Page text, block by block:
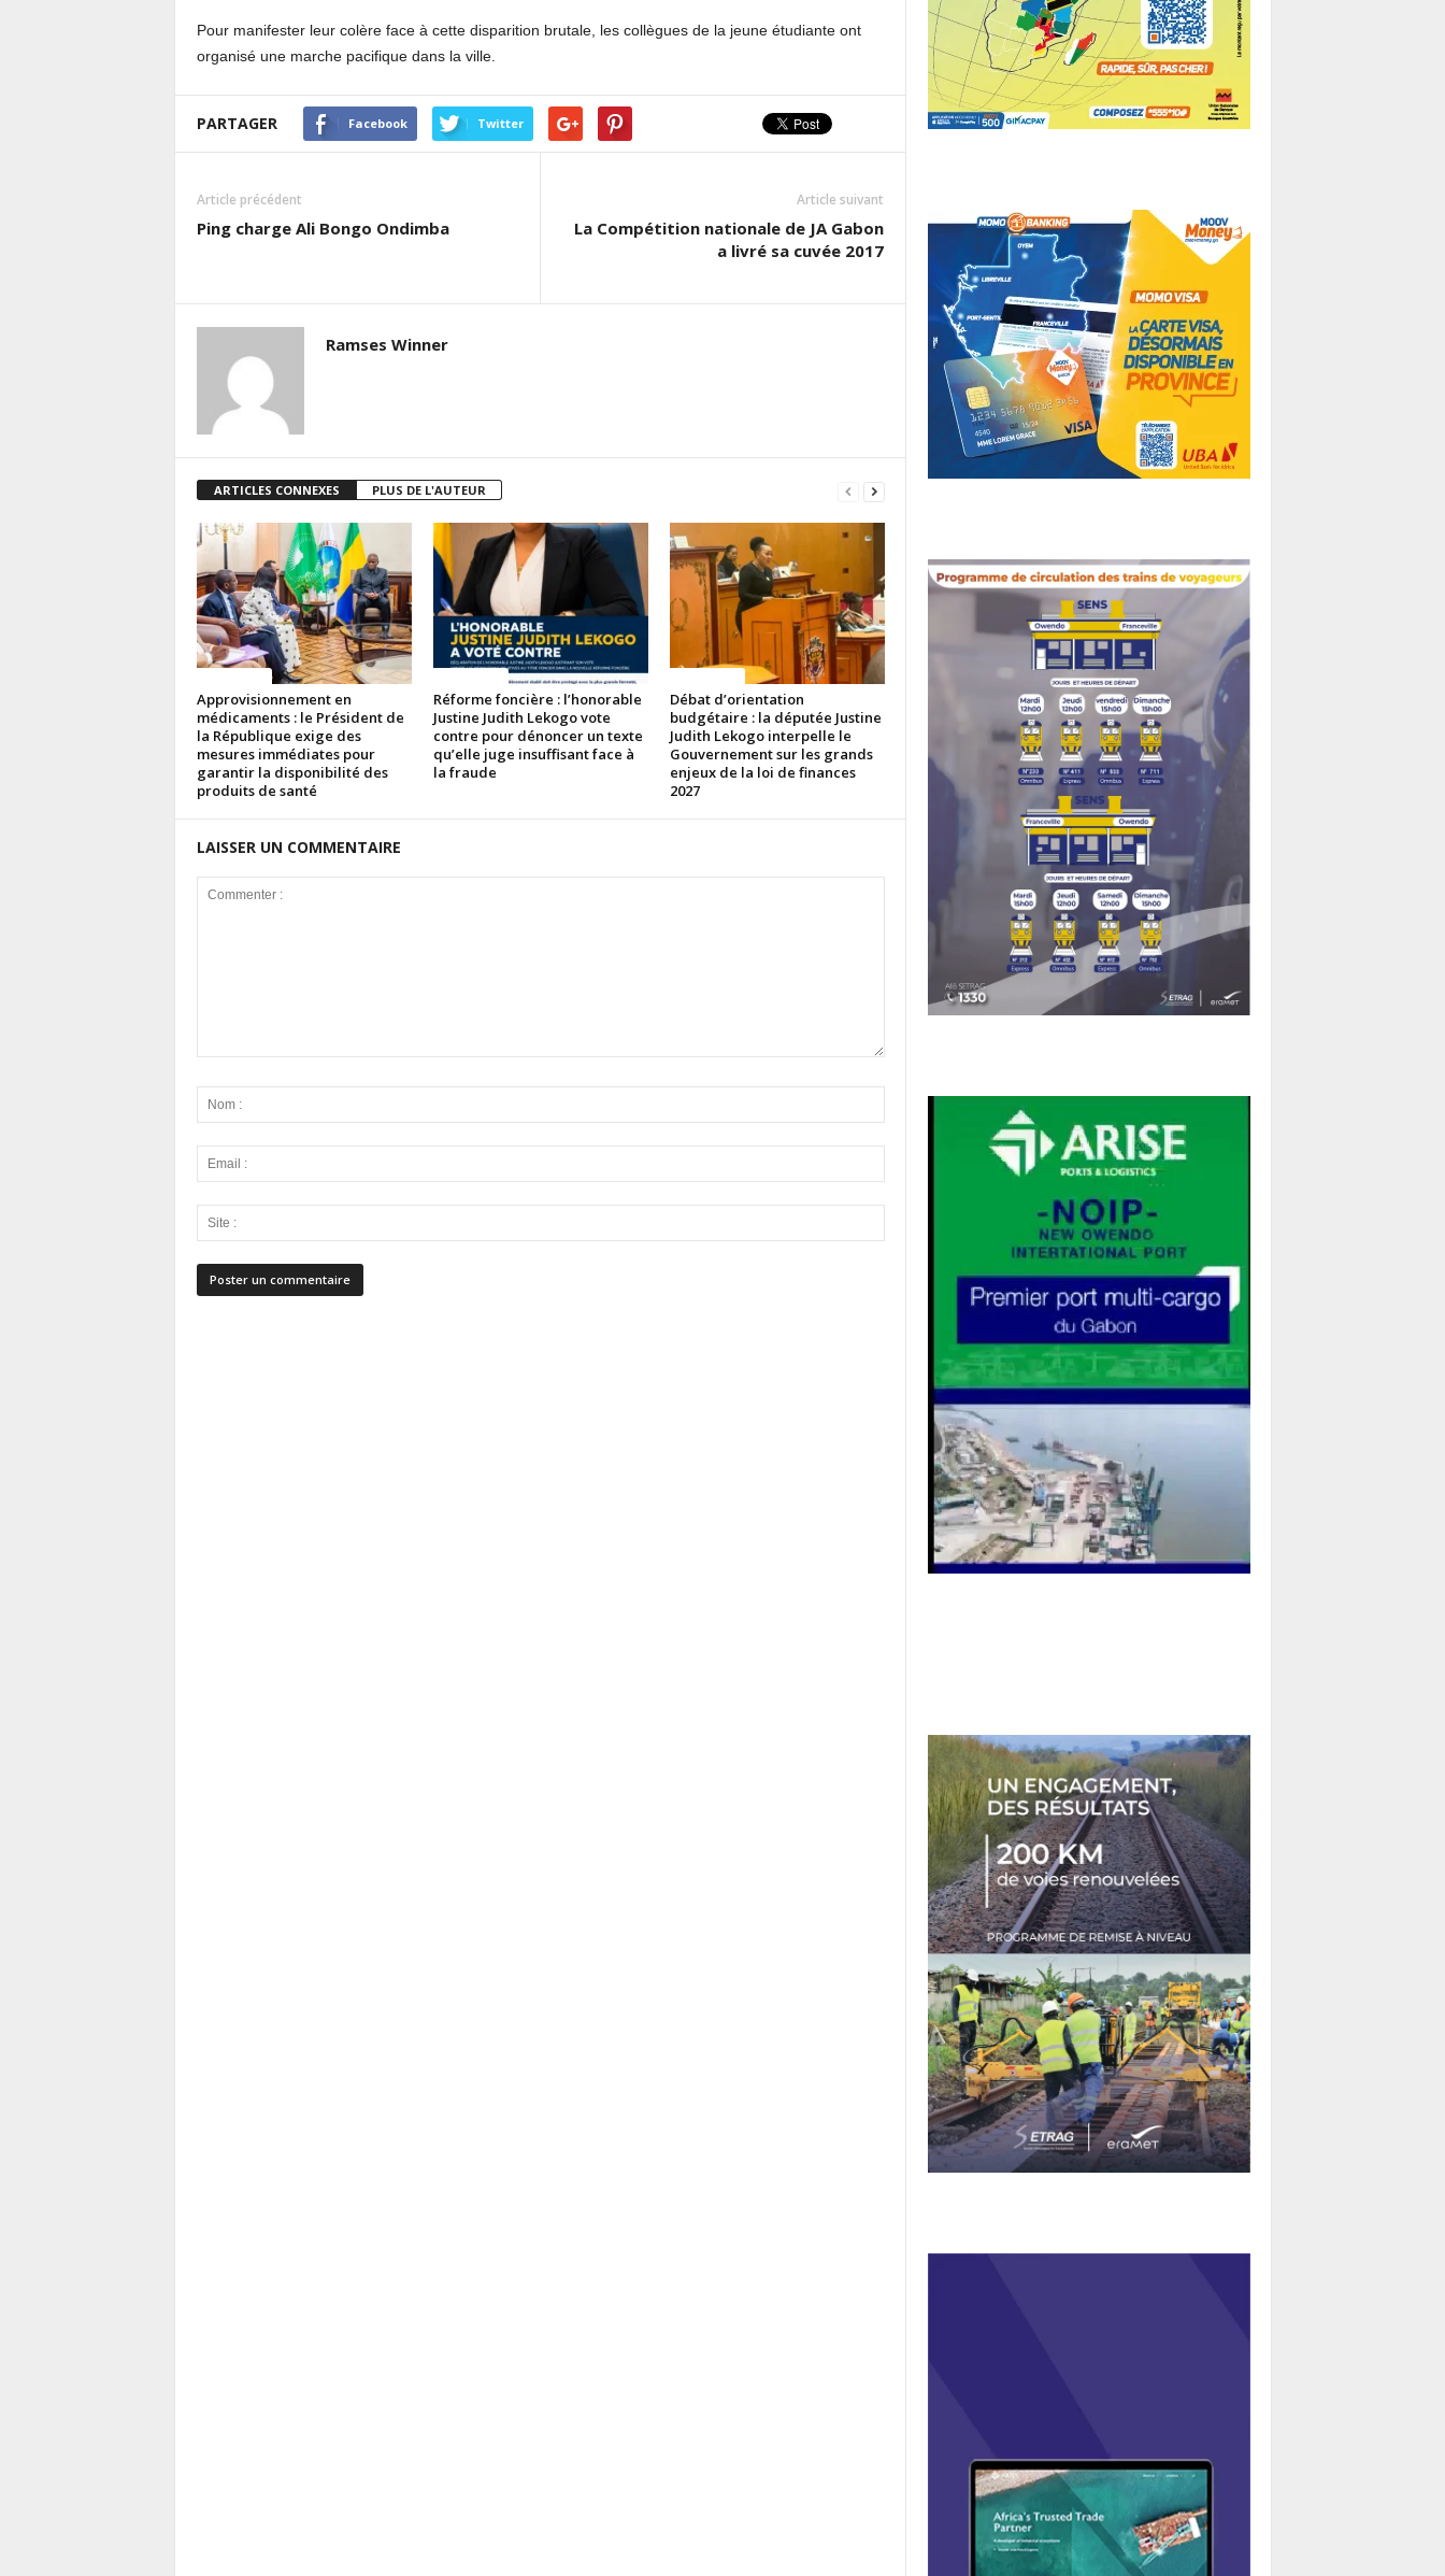
Pour manifester leur colère face à cette disparition brutale, les collègues de la jeune étudiante ont
organisé une marche pacifique dans la ville.
PARTAGER Facebook Twitter
Article précédent
Ping charge Ali Bongo Ondimba
Article suivant
La Compétition nationale de JA Gabon
a livré sa cuvée 2017
Ramses Winner
ARTICLES CONNEXES PLUS DE L'AUTEUR
Approvisionnement en
médicaments : le Président de
la République exige des
mesures immédiates pour
garantir la disponibilité des
produits de santé
Réforme foncière : l’honorable
Justine Judith Lekogo vote
contre pour dénoncer un texte
qu’elle juge insuffisant face à
la fraude
Débat d’orientation
budgétaire : la députée Justine
Judith Lekogo interpelle le
Gouvernement sur les grands
enjeux de la loi de finances
2027
LAISSER UN COMMENTAIRE